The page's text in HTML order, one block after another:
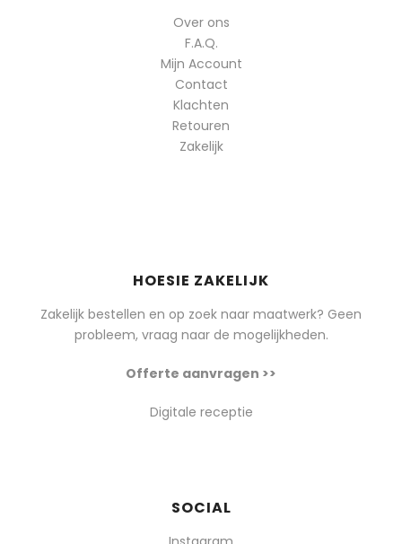
Over ons
F.A.Q.
Mijn Account
Contact
Klachten
Retouren
Zakelijk
HOESIE ZAKELIJK
Zakelijk bestellen en op zoek naar maatwerk? Geen
probleem, vraag naar de mogelijkheden.
Offerte aanvragen >>
Digitale receptie
SOCIAL